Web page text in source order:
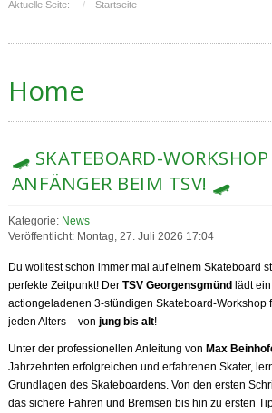
Aktuelle Seite: Startseite
Home
🛹 SKATEBOARD-
ANFÄNGER BEIM TSV! 🛹
Kategorie: News
Veröffentlicht: Montag, 27. Juli 2026 17:04
Du wolltest schon immer mal auf einem Skateboard
perfekte Zeitpunkt! Der TSV Georgensgmündlädt ein
actiongeladenen 3-stündigen Skateboard-Workshop
jeden Alters – von jung bis alt!
Unter der professionellen Anleitung von Max
Jahrzehnten erfolgreichen und erfahrenen Skater,
Grundlagen des Skateboardens. Von den ersten
das sichere Fahren und Bremsen bis hin zu ersten